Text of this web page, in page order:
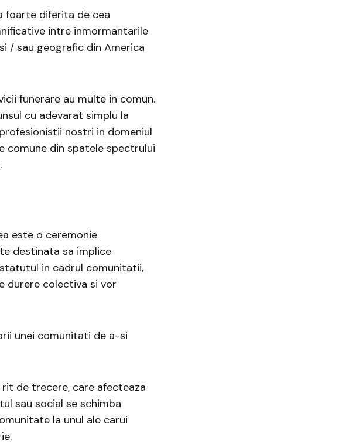
foarte diferita de cea
intre inmormantarile
/ sau geografic din America
funerare au multe in comun.
cu adevarat simplu la
nostri in domeniul
comune din spatele spectrului
este o ceremonie
destinata sa implice
in cadrul comunitatii,
durere colectiva si vor
unei comunitati de a-si
de trecere, care afecteaza
sau social se schimba
la unul ale carui